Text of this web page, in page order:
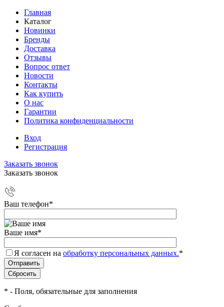
Главная
Каталог
Новинки
Бренды
Доставка
Отзывы
Вопрос ответ
Новости
Контакты
Как купить
О нас
Гарантии
Политика конфиденциальности
Вход
Регистрация
Заказать звонок
Заказать звонок
Ваш телефон*
Ваше имя*
Я согласен на обработку персональных данных.*
* - Поля, обязательные для заполнения